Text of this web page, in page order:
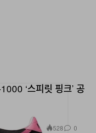
‘스피릿 핑크’ 공
528 0